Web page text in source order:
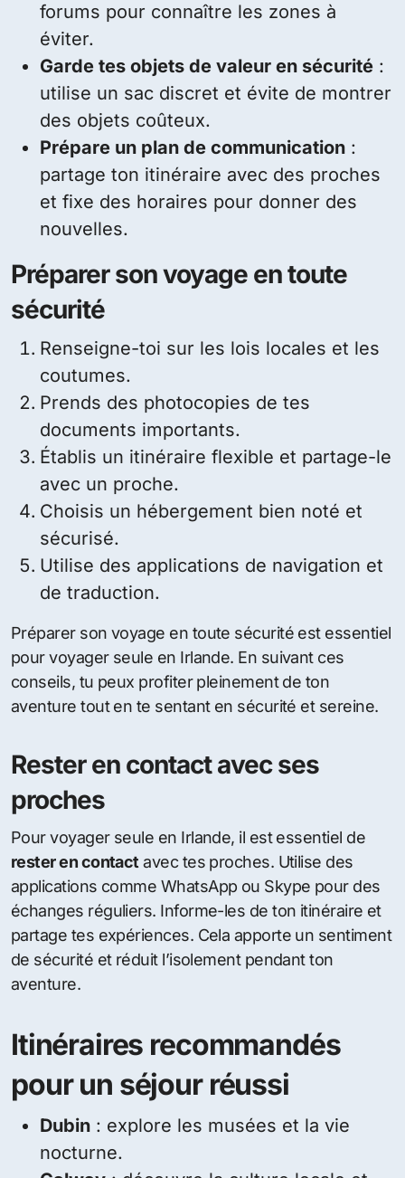
forums pour connaître les zones à
éviter.
Garde tes objets de valeur en sécurité :
utilise un sac discret et évite de montrer
des objets coûteux.
Prépare un plan de communication :
partage ton itinéraire avec des proches
et fixe des horaires pour donner des
nouvelles.
Préparer son voyage en toute
sécurité
Renseigne-toi sur les lois locales et les
coutumes.
Prends des photocopies de tes
documents importants.
Établis un itinéraire flexible et partage-le
avec un proche.
Choisis un hébergement bien noté et
sécurisé.
Utilise des applications de navigation et
de traduction.
Préparer son voyage en toute sécurité est essentiel
pour voyager seule en Irlande. En suivant ces
conseils, tu peux profiter pleinement de ton
aventure tout en te sentant en sécurité et sereine.
Rester en contact avec ses
proches
Pour voyager seule en Irlande, il est essentiel de
rester en contactavec tes proches. Utilise des
applications comme WhatsApp ou Skype pour des
échanges réguliers. Informe-les de ton itinéraire et
partage tes expériences. Cela apporte un sentiment
de sécurité et réduit l’isolement pendant ton
aventure.
Itinéraires recommandés
pour un séjour réussi
Dubin : explore les musées et la vie
nocturne.